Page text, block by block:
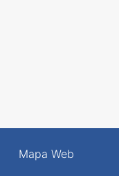
Mapa Web